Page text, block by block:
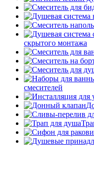
скрытого монтажа
смесителей